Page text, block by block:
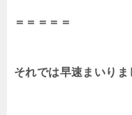
＝＝＝＝＝
それでは早速まいりま